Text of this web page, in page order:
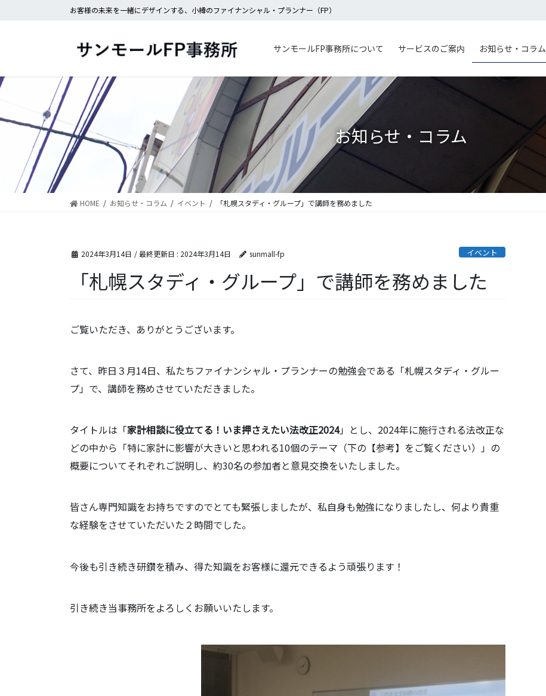
ン
に
移
ビ
ョ
ン
移
お客様の未来を一緒にデザインする、小樽のファイナンシャル・プランナー（FP）
サンモールFP事務所について サービスのご案内 お知らせ・コラム
お知らせ・コラム
HOME お知らせ・コラム イベント 「札幌スタディ・グループ」で講師を務めました
2024年3月14日 / 最終更新日 : 2024年3月14日 sunmall-fp イベント
「札幌スタディ・グループ」で講師を務めました
ご覧いただき、ありがとうございます。
さて、昨日３月14日、私たちファイナンシャル・プランナーの勉強会である「札幌スタディ・グルー
プ」で、講師を務めさせていただきました。
タイトルは「家計相談に役立てる！いま押さえたい法改正2024」とし、2024年に施行される法改正な
どの中から「特に家計に影響が大きいと思われる10個のテーマ（下の【参考】をご覧ください）」の
概要についてそれぞれご説明し、約30名の参加者と意見交換をいたしました。
皆さん専門知識をお持ちですのでとても緊張しましたが、私自身も勉強になりましたし、何より貴重
な経験をさせていただいた２時間でした。
今後も引き続き研鑽を積み、得た知識をお客様に還元できるよう頑張ります！
引き続き当事務所をよろしくお願いいたします。